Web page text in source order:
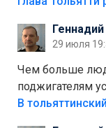
лежала в парке
украли.
29 июля
Чем больше
поджигателям
костры,тех